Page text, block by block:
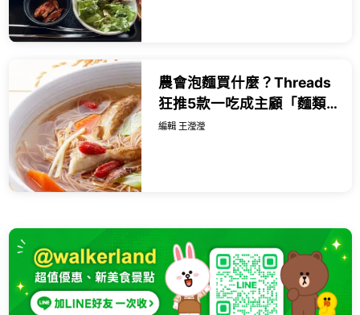
農會泡麵買什麼？Threads
狂推5款一吃成主顧「麵類
美食」，美人腿泡麵連名廚
編輯 王瀅瀅